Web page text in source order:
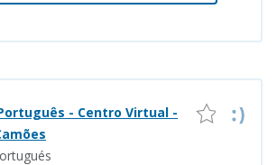
- Centro Virtual -